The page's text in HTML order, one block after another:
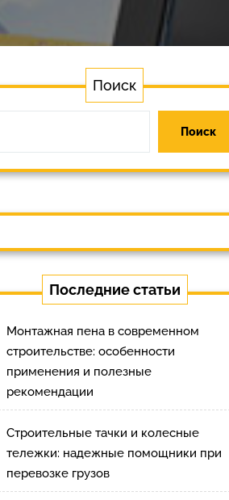
Поиск
Поиск
Последние статьи
Монтажная пена в современном
строительстве: особенности
применения и полезные
рекомендации
Строительные тачки и колесные
тележки: надежные помощники при
перевозке грузов